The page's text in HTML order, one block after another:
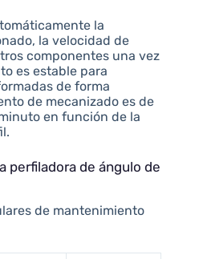
la
la velocidad de
componentes una vez
es estable para
de forma
de mecanizado es de
en función de la
perfiladora de ángulo de
de mantenimiento